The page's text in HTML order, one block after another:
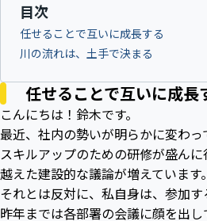
目次
任せることで互いに成長する
川の流れは、土手で決まる
任せることで互いに成長
こんにちは！鈴木です。
最近、社内の勢いが明らかに変わっ
スキルアップのための研修が盛ん
越えた建設的な議論が増えています。
それとは反対に、私自身は、参加す
昨年までは各部署の会議に顔を出